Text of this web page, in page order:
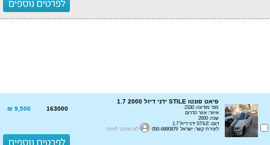
פיאט פונטו STILE ידני דיזל 1.7 2000
מס' מודעה: 2330
איזור: אזור הדרום
שנה: 2000
דגם: STILE ידני דיזל 1.7
ליצירת קשר: ישראל 050-6890879
לא מחובר לאתר
163000
9,500 ₪